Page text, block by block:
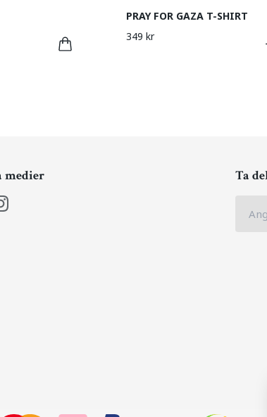
PRAY FOR GAZA T-SHIRT
349 kr
medier Ta